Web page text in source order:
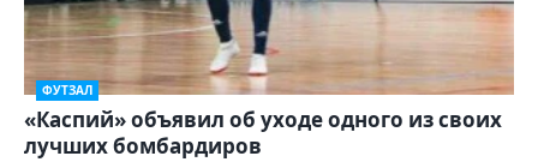
ФУТЗАЛ
«Каспий» объявил об уходе одного из своих
лучших бомбардиров